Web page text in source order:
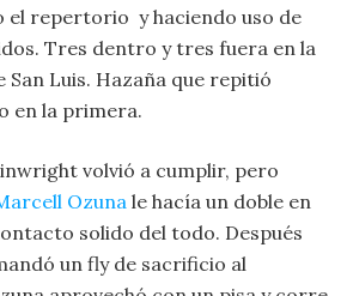
el repertorio y haciendo uso de
Tres dentro y tres fuera en la
Luis. Hazaña que repitió
en la primera.
volvió a cumplir, pero
Ozuna le hacía un doble en
solido del todo. Después
un fly de sacrificio al